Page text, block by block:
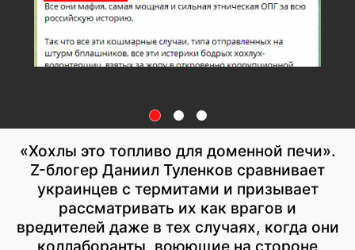
«Хохлы это топливо для доменной печи».
Z-блогер Даниил Туленков сравнивает
украинцев с термитами и призывает
рассматривать их как врагов и
вредителей даже в тех случаях, когда они
коллаборанты, воюющие на стороне